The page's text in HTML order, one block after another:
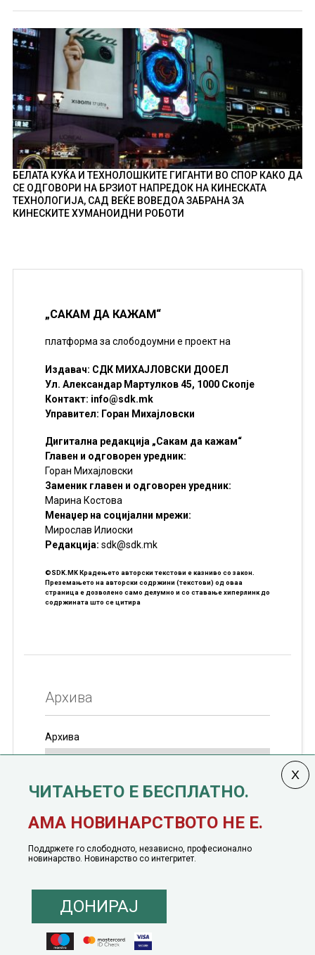
БЕЛАТА КУЌА И ТЕХНОЛОШКИТЕ ГИГАНТИ ВО СПОР КАКО ДА
СЕ ОДГОВОРИ НА БРЗИОТ НАПРЕДОК НА КИНЕСКАТА
ТЕХНОЛОГИЈА, САД ВЕЌЕ ВОВЕДОА ЗАБРАНА ЗА
КИНЕСКИТЕ ХУМАНОИДНИ РОБОТИ
„САКАМ ДА КАЖАМ“
платформа за слободоумни е проект на
Издавач: СДК МИХАЈЛОВСКИ ДООЕЛ
Ул. Александар Мартулков 45, 1000 Скопје
Контакт: info@sdk.mk
Управител: Горан Михајловски
Дигитална редакција „Сакам да кажам“
Главен и одговорен уредник:
Горан Михајловски
Заменик главен и одговорен уредник:
Марина Костова
Менаџер на социјални мрежи:
Мирослав Илиоски
Редакцијa: sdk@sdk.mk
©SDK.MK Крадењето авторски текстови е казниво со закон.
Преземањето на авторски содржини (текстови) од оваа
страница е дозволено само делумно и со ставање хиперлинк до
содржината што се цитира
Архива
Архива
јануари, 1991 година
© 2016 - 2026 Сакам Да Кажам. Сите права задржани |
Понуда за политичко рекламирање
Политика на инклузија |Кодекс на однесување
ЧИТАЊЕТО Е БЕСПЛАТНО.
АМА НОВИНАРСТВОТО НЕ Е.
Поддржете го слободното, независно, професионално
новинарство. Новинарство со интегритет.
ДОНИРАЈ